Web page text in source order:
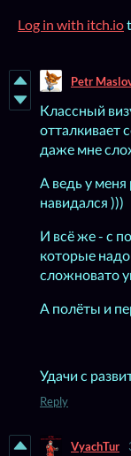
Log in with itch.io
Petr
Классный
отталкивает
даже мне
А ведь у меня
навидался )))
И всё же - с
которые
сложновато
А полёты и
Удачи с
Reply
VyachTur